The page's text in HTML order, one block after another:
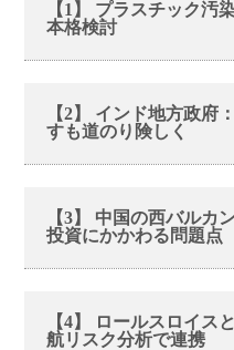
【1】 プラスチック汚
本格検討
【2】 インド地方政府
すも道のり険しく
【3】 中国の西バルカ
投資にかかわる問題点
【4】 ロールスロイス
航リスク分析で連携